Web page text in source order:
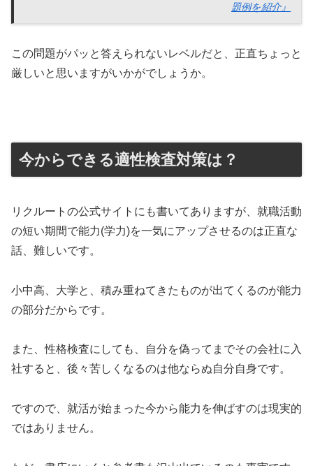
題例を紹介』
この問題がパッと答えられないレベルだと、正直ちょっと
厳しいと思いますがいかがでしょうか。
今からできる適性検査対策は？
リクルートの公式サイトにも書いてありますが、就職活動
の短い期間で能力(学力)を一気にアップさせるのは正直な
話、難しいです。
小中高、大学と、積み重ねてきたものが出てくるのが能力
の部分だからです。
また、性格検査にしても、自分を偽ってまでその会社に入
社すると、後々苦しくなるのは他ならぬ自分自身です。
ですので、就活が始まった今から能力を伸ばすのは現実的
ではありません。